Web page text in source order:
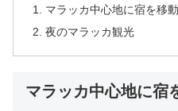
マラッカ中心地に宿を移動
夜のマラッカ観光
マラッカ中心地に宿